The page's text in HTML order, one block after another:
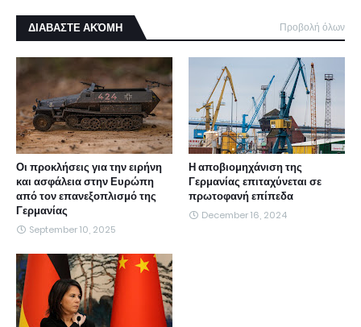
ΔΙΑΒΑΣΤΕ ΑΚΌΜΗ Προβολή όλων
Οι προκλήσεις για την ειρήνη
και ασφάλεια στην Ευρώπη
από τον επανεξοπλισμό της
Γερμανίας
September 10, 2025
Η αποβιομηχάνιση της
Γερμανίας επιταχύνεται σε
πρωτοφανή επίπεδα
December 16, 2024